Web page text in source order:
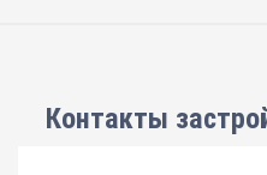
Контакты